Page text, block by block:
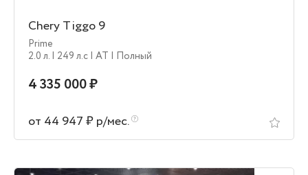
Chery Tiggo 9
Prime
2.0 л. | 249 л.c | AT | Полный
4 335 000 ₽
от 44 947 ₽ р/мес.